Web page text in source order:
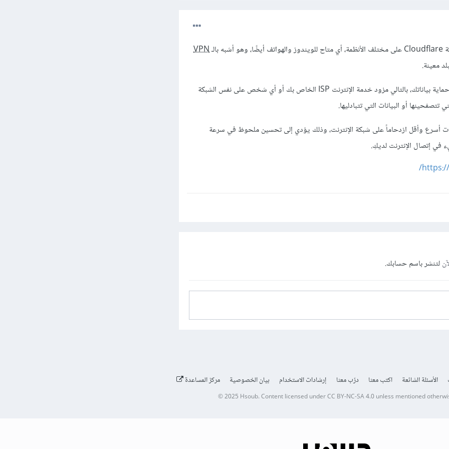
VPN
آلية عمله هي تشفير الإتصال وحماية بياناتك، بالتالي مزود خدمة الإنترنت ISP الخاص بك أو أي شخص على نفس الشبكة
تتصفحينها أو البيانات التي تتبادليها.
أسرع وأقل ازدحاماً على شبكة الإنترنت، وذلك يؤدي إلى تحسين ملحوظ في سرعة
في إتصال الإنترنت لديكِ.
لتنشر باسم حسابك.
الأسئلة الشائعة اكتب معنا درّب معنا إرشادات الاستخدام بيان الخصوصية مركز المساعدة
© 2025 Hsoub.Content licensed underCC BY-NC-SA 4.0unless mentioned